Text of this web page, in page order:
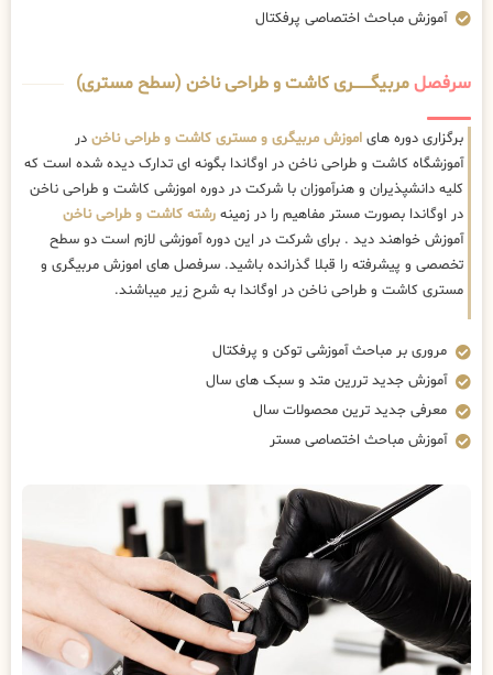
آموزش مباحث اختصاصی پرفکتال
سرفصلمربیگــــــــری کاشت و طراحی ناخن (سطح مستری)
برگزاری دوره های اموزش مربیگری و مستری کاشت و طراحی ناخن در
آموزشگاه کاشت و طراحی ناخن در اوگاندا بگونه ای تدارک دیده شده است که
کلیه دانشپذیران و هنرآموزان با شرکت در دوره اموزشی کاشت و طراحی ناخن
در اوگاندا بصورت مستر مفاهیم را در زمینه رشته کاشت و طراحی ناخن
آموزش خواهند دید . برای شرکت در این دوره آموزشی لازم است دو سطح
تخصصی و پیشرفته را قبلا گذرانده باشید. سرفصل های اموزش مربیگری و
مستری کاشت و طراحی ناخن در اوگاندا به شرح زیر میباشند.
مروری بر مباحث آموزشی توکن و پرفکتال
آموزش جدید تررین متد و سبک های سال
معرفی جدید ترین محصولات سال
آموزش مباحث اختصاصی مستر